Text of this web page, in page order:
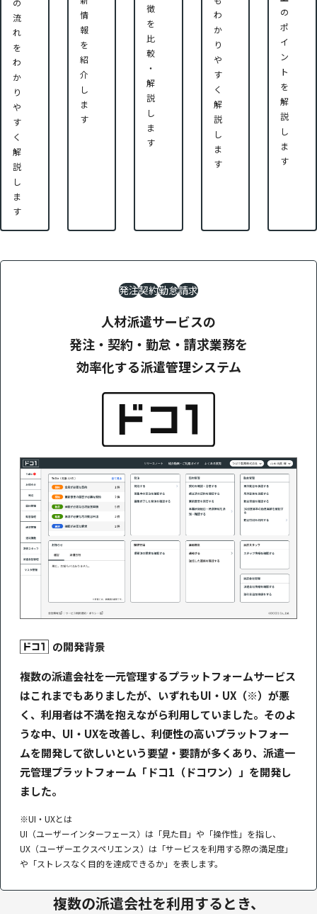
の
流
れ
を
わ
か
り
や
す
く
解
説
し
ま
す
情
報
を
紹
介
し
ま
す
徴
を
比
較
・
解
説
し
ま
す
わ
か
り
や
す
く
解
説
し
ま
す
の
ポ
イ
ン
ト
を
解
説
し
ま
す
発注契約勤怠請求
人材派遣サービスの
発注・契約・勤怠・請求業務を
効率化する派遣管理システム
の開発背景
複数の派遣会社を一元管理するプラットフォームサービス
はこれまでもありましたが、いずれもUI・UX（※）が悪
く、利用者は不満を抱えながら利用していました。そのよ
うな中、UI・UXを改善し、利便性の高いプラットフォー
ムを開発して欲しいという要望・要請が多くあり、派遣一
元管理プラットフォーム「ドコ1（ドコワン）」を開発し
ました。
※UI・UXとは
UI（ユーザーインターフェース）は「見た目」や「操作性」を指し、
UX（ユーザーエクスペリエンス）は「サービスを利用する際の満足度」
や「ストレスなく目的を達成できるか」を表します。
複数の派遣会社を利用するとき、